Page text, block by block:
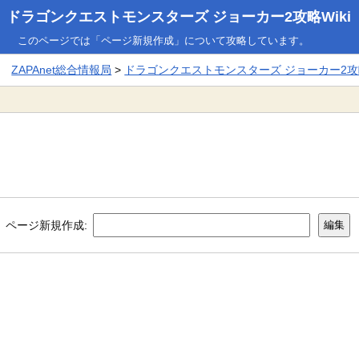
ドラゴンクエストモンスターズ ジョーカー2攻略Wiki
このページでは「ページ新規作成」について攻略しています。
ZAPAnet総合情報局 > ドラゴンクエストモンスターズ ジョーカー2
ページ新規作成: